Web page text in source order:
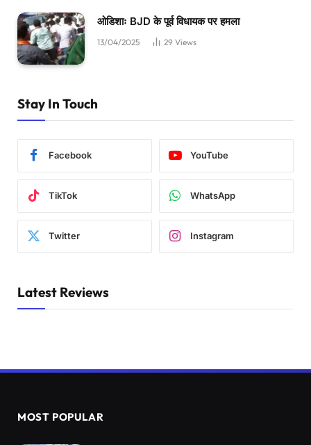
ओडिशाः BJD के पूर्व विधायक पर हमला
13/04/2025 29 Views
Stay In Touch
Facebook YouTube
TikTok WhatsApp
Twitter Instagram
Latest Reviews
MOST POPULAR